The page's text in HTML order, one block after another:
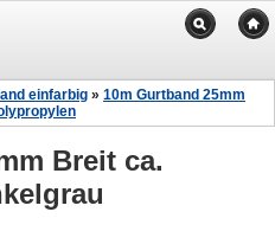
einfarbig » 10m Gurtband 25mm
Breit ca.